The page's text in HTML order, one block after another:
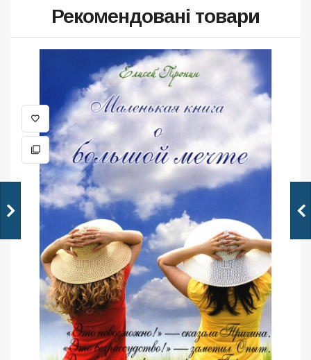
Рекомендовані товари